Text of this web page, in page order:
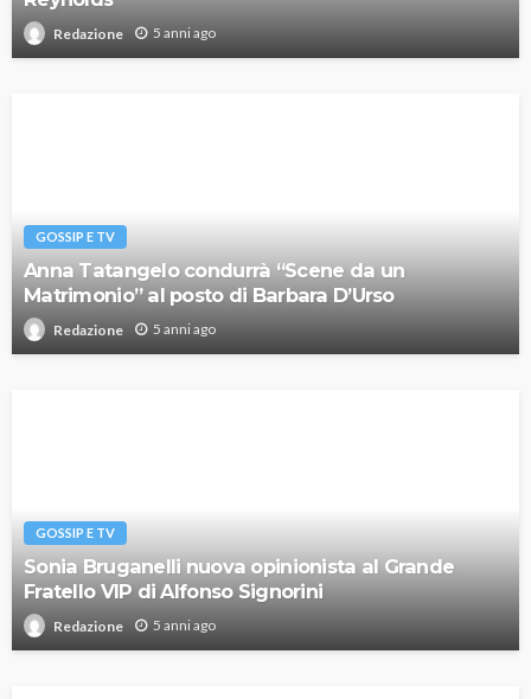
Redazione 5 anni ago
GOSSIP E TV
Anna Tatangelo condurrà “Scene da un
Matrimonio” al posto di Barbara D’Urso
Redazione 5 anni ago
GOSSIP E TV
Sonia Bruganelli nuova opinionista al Grande
Fratello VIP di Alfonso Signorini
Redazione 5 anni ago